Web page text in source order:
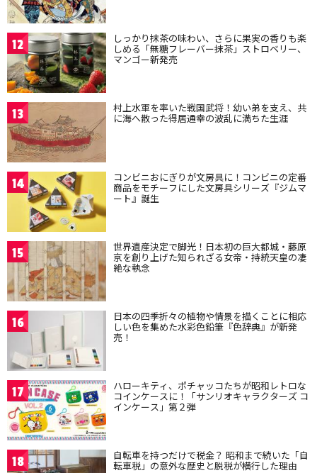
12 しっかり抹茶の味わい、さらに果実の香りも楽
しめる「無糖フレーバー抹茶」ストロベリー、
マンゴー新発売
13 村上水軍を率いた戦国武将！幼い弟を支え、共
に海へ散った得居通幸の波乱に満ちた生涯
14 コンビニおにぎりが文房具に！コンビニの定番
商品をモチーフにした文房具シリーズ『ジムマ
ート』誕生
15 世界遺産決定で脚光！日本初の巨大都城・藤原
京を創り上げた知られざる女帝・持統天皇の凄
絶な執念
16 日本の四季折々の植物や情景を描くことに相応
しい色を集めた水彩色鉛筆『色辞典』が新発
売！
17 ハローキティ、ポチャッコたちが昭和レトロな
コインケースに！「サンリオキャラクターズ コ
インケース」第２弾
18 自転車を持つだけで税金？ 昭和まで続いた「自
転車税」の意外な歴史と脱税が横行した理由